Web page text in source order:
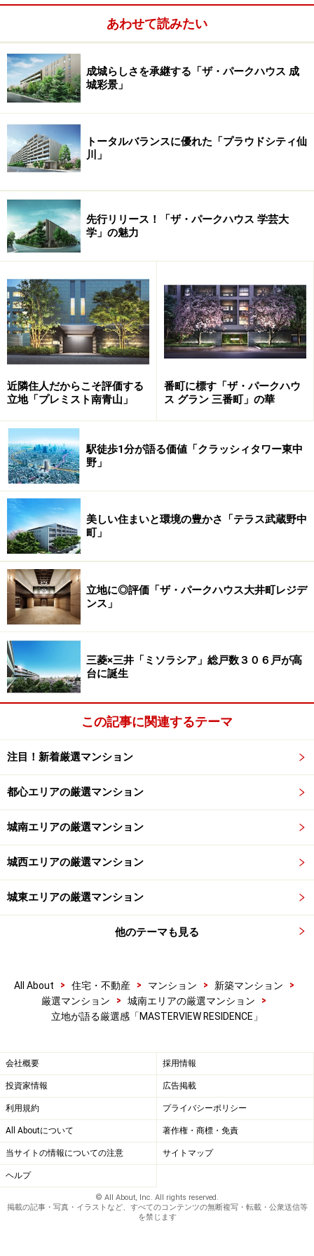
参道」駅、山手線「恵比寿」駅がふた駅だと考えると、
いかに足回りの良い場所であるか再認識できよう。
駅から目黒川緑道に沿って数分歩くと、北側の地形が崖
とまではいかないが、かなり急な勾配となって盛り上が
っている。この崖のように切り立った高台の先端に
「MASTERVIEW RESIDENCE（マスタービューレジデン
ス）」はそびえたつ。
はおよそ海抜45mの高台に位置しているというから、そ
の上から眺めた開放感がいかほどのものか伺い知れよ
う。また付け加えなければならないことは、ただ単に高
い、目の前が開けている、ということだけではなく、そ
れが南に向いた地形である、ということだ。
したがって眺望だけでなく、採光という住まいに欠かせ
ない条件を最大限享受できる。これこそが
「MASTERVIEW RESIDENCE（マスタービューレジデン
ス）」の立地条件の素晴らしさである。
緑道から連なる自然の景観が途切れないようにと、建
物の周辺にはじつに様々な樹種が植え込まれている
次のページでは、鹿島建設の設計、施工の見どころをお
伝えしよう。
※記事内容は執筆時点のものです。最新の内容をご確認くださ
い。
1/2 次のページへ
あわせて読みたい
成城らしさを承継する「ザ・パークハウス 成
城彩景」
トータルバランスに優れた「プラウドシティ仙
川」
先行リリース！「ザ・パークハウス 学芸大
学」の魅力
近隣住人だからこそ評価する
立地「プレミスト南青山」
番町に標す「ザ・パークハウ
ス グラン 三番町」の華
駅徒歩1分が語る価値「クラッシィタワー東中
野」
美しい住まいと環境の豊かさ「テラス武蔵野中
町」
立地に◎評価「ザ・パークハウス大井町レジデ
ンス」
三菱×三井「ミソラシア」総戸数３０６戸が高
台に誕生
この記事に関連するテーマ
注目！新着厳選マンション
都心エリアの厳選マンション
城南エリアの厳選マンション
城西エリアの厳選マンション
城東エリアの厳選マンション
他のテーマも見る
All About > 住宅・不動産 > マンション > 新築マンション
>
厳選マンション
> 城南エリアの厳選マンション
>
立地が語る厳選感「MASTERVIEW RESIDENCE」
会社概要 採用情報
投資家情報 広告掲載
利用規約 プライバシーポリシー
All Aboutについて 著作権・商標・免責
当サイトの情報についての注意 サイトマップ
ヘルプ
© All About, Inc. All rights reserved.
掲載の記事・写真・イラストなど、すべてのコンテンツの無断複写・転載・公衆送信等
を禁じます